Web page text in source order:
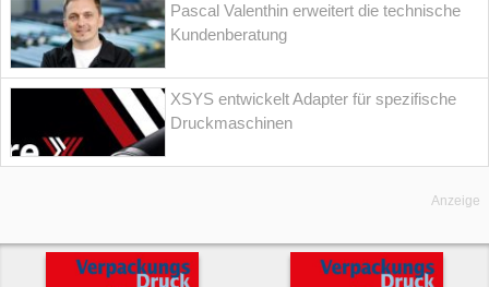
Pascal Valenthin erweitert die technische
Kundenberatung
XSYS entwickelt Adapter für spezifische
Druckmaschinen
Anzeige